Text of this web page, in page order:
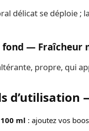
délicat se déploie ;
fond — Fraîcheur
propre, qui
d’utilisation
ml : ajoutez vos